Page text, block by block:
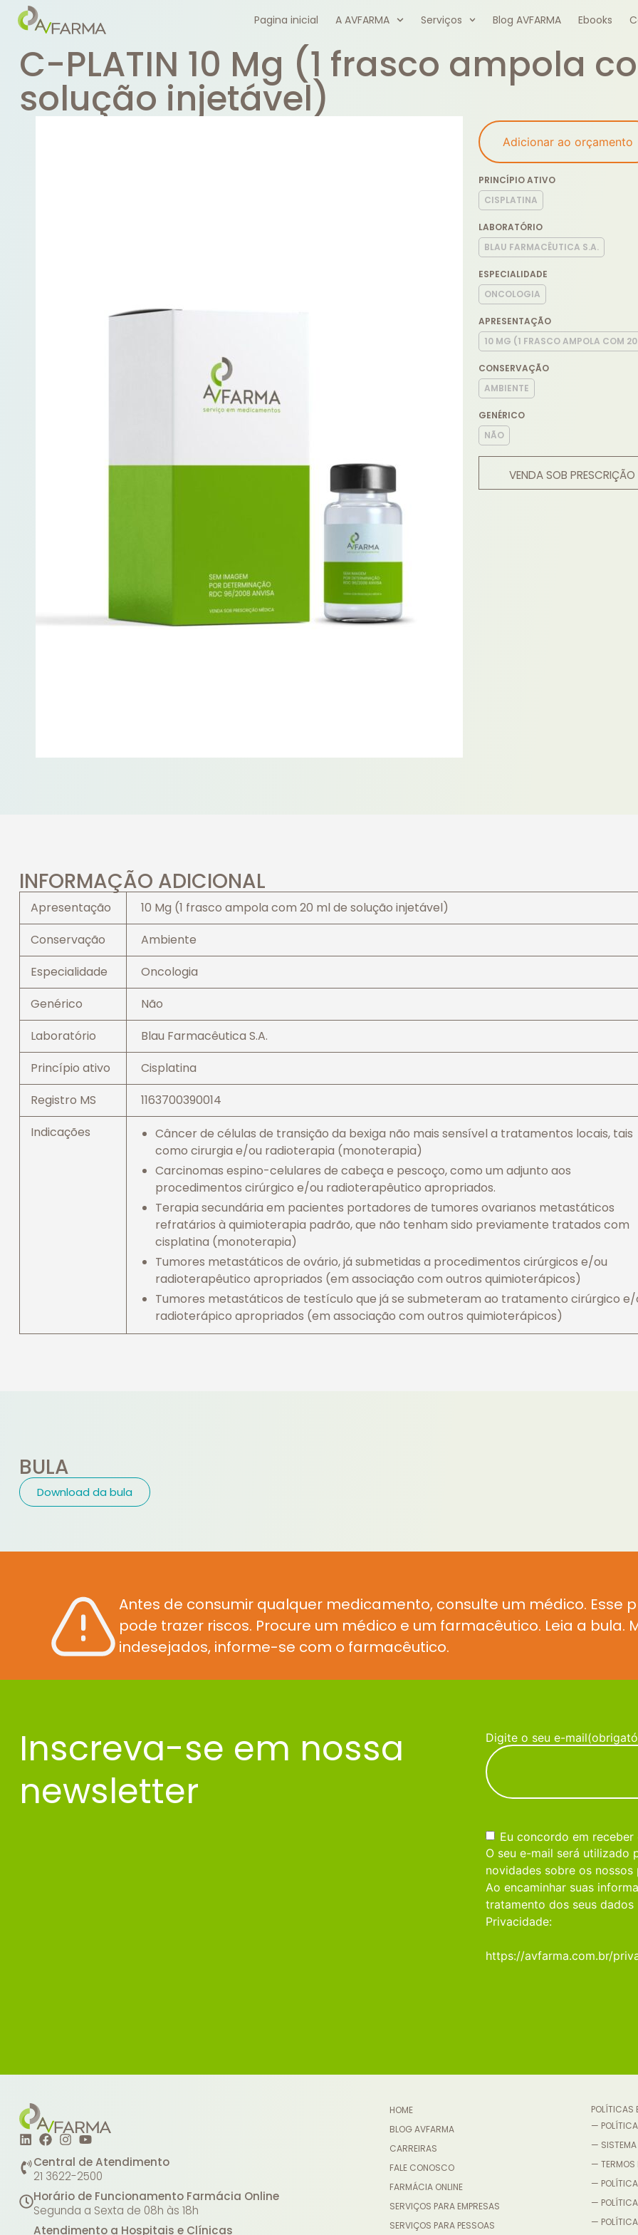
Pagina inicial A AVFARMA Serviços Blog AVFARMA Ebooks
C-PLATIN 10 Mg (1 frasco ampola
solução injetável)
Adicionar ao orçamento
PRINCÍPIO ATIVO
CISPLATINA
LABORATÓRIO
BLAU FARMACÊUTICA S.A.
ESPECIALIDADE
ONCOLOGIA
APRESENTAÇÃO
10 MG (1 FRASCO AMPOLA COM
CONSERVAÇÃO
AMBIENTE
GENÉRICO
NÃO
VENDA SOB
INFORMAÇÃO ADICIONAL
Apresentação
10 Mg (1 frasco ampola com 20 ml de solução injetável)
Conservação
Ambiente
Especialidade
Oncologia
Genérico
Não
Laboratório
Blau Farmacêutica S.A.
Princípio ativo
Cisplatina
Registro MS
1163700390014
Indicações
Câncer de células de transição da bexiga não mais sensível a tratamentos locais, tais
como cirurgia e/ou radioterapia (monoterapia)
Carcinomas espino-celulares de cabeça e pescoço, como um adjunto aos
procedimentos cirúrgico e/ou radioterapêutico apropriados.
Terapia secundária em pacientes portadores de tumores ovarianos metastáticos
refratários à quimioterapia padrão, que não tenham sido previamente tratados com
cisplatina (monoterapia)
Tumores metastáticos de ovário, já submetidas a procedimentos cirúrgicos e/ou
radioterapêutico apropriados (em associação com outros quimioterápicos)
Tumores metastáticos de testículo que já se submeteram ao tratamento cirúrgico e/
radioterápico apropriados (em associação com outros quimioterápicos)
BULA
Download da bula
Antes de consumir qualquer medicamento, consulte um médico. Esse
pode trazer riscos. Procure um médico e um farmacêutico. Leia a
indesejados, informe-se com o farmacêutico.
Inscreva-se em nossa
newsletter
Digite o seu e-mail
Consentimento(obrigatório)
Eu concordo em receber
O seu e-mail será utilizado
novidades sobre os nossos
Ao encaminhar suas
tratamento dos seus dados
Privacidade:
https://avfarma.com.br/
Central de Atendimento
21 3622-2500
Horário de Funcionamento Farmácia Online
Segunda a Sexta de 08h às 18h
Atendimento a Hospitais e Clínicas
HOME
BLOG AVFARMA
CARREIRAS
FALE CONOSCO
FARMÁCIA ONLINE
SERVIÇOS PARA EMPRESAS
SERVIÇOS PARA PESSOAS
POLÍTICAS
— POLÍTICA
— SISTEMA
— TERMOS
—
—
—